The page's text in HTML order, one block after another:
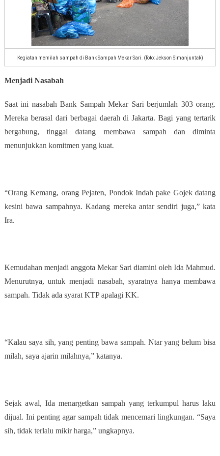
Kegiatan memilah sampah di Bank Sampah Mekar Sari. (foto: Jekson Simanjuntak)
Menjadi Nasabah
Saat ini nasabah Bank Sampah Mekar Sari berjumlah 303 orang.
Mereka berasal dari berbagai daerah di Jakarta. Bagi yang tertarik
bergabung, tinggal datang membawa sampah dan diminta
menunjukkan komitmen yang kuat.
“Orang Kemang, orang Pejaten, Pondok Indah pake Gojek datang
kesini bawa sampahnya. Kadang mereka antar sendiri juga,” kata
Ira.
Kemudahan menjadi anggota Mekar Sari diamini oleh Ida Mahmud.
Menurutnya, untuk menjadi nasabah, syaratnya hanya membawa
sampah. Tidak ada syarat KTP apalagi KK.
“Kalau saya sih, yang penting bawa sampah. Ntar yang belum bisa
milah, saya ajarin milahnya,” katanya.
Sejak awal, Ida menargetkan sampah yang terkumpul harus laku
dijual. Ini penting agar sampah tidak mencemari lingkungan. “Saya
sih, tidak terlalu mikir harga,” ungkapnya.